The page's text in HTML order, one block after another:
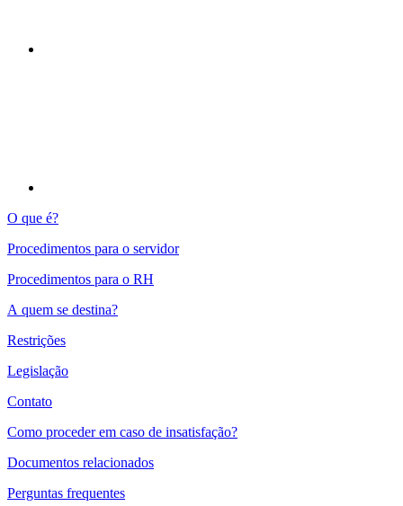
O que é?
Procedimentos para o servidor
Procedimentos para o RH
A quem se destina?
Restrições
Legislação
Contato
Como proceder em caso de insatisfação?
Documentos relacionados
Perguntas frequentes